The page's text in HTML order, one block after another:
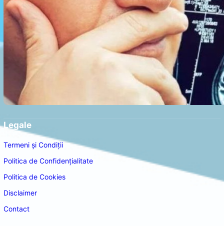
Legale
Termeni și Condiții
Politica de Confidențialitate
Politica de Cookies
Disclaimer
Contact